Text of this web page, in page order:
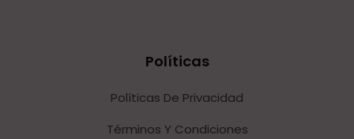
Políticas
Políticas De Privacidad
Términos Y Condiciones